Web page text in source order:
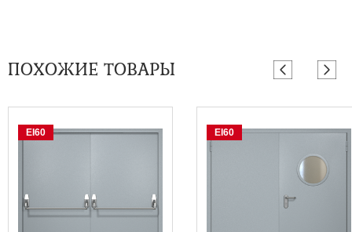
ПОХОЖИЕ ТОВАРЫ
EI60 EI60